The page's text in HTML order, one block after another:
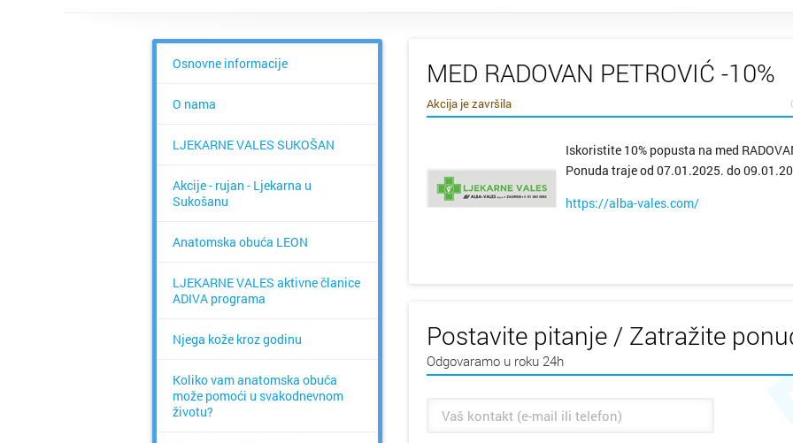
Osnovne informacije
O nama
LJEKARNE VALES SUKOŠAN
Akcije - rujan - Ljekarna u
Sukošanu
Anatomska obuća LEON
LJEKARNE VALES aktivne članice
ADIVA programa
Njega kože kroz godinu
Koliko vam anatomska obuća
može pomoći u svakodnevnom
životu?
MED RADOVAN PETROVIĆ -10%
Akcija je završila
Iskoristite 10% popusta na med
Ponuda traje od 07.01.2025. do
https://alba-vales.com/
Postavite pitanje / Zatražite
Odgovaramo u roku 24h